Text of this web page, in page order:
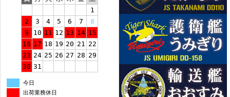
1
2
3 4 5 6 7
8
9
10 11 12 13 14 15
16 17 18 19 20 21 22
23 24 25 26 27 28 29
30 31
今日
出荷業務休日